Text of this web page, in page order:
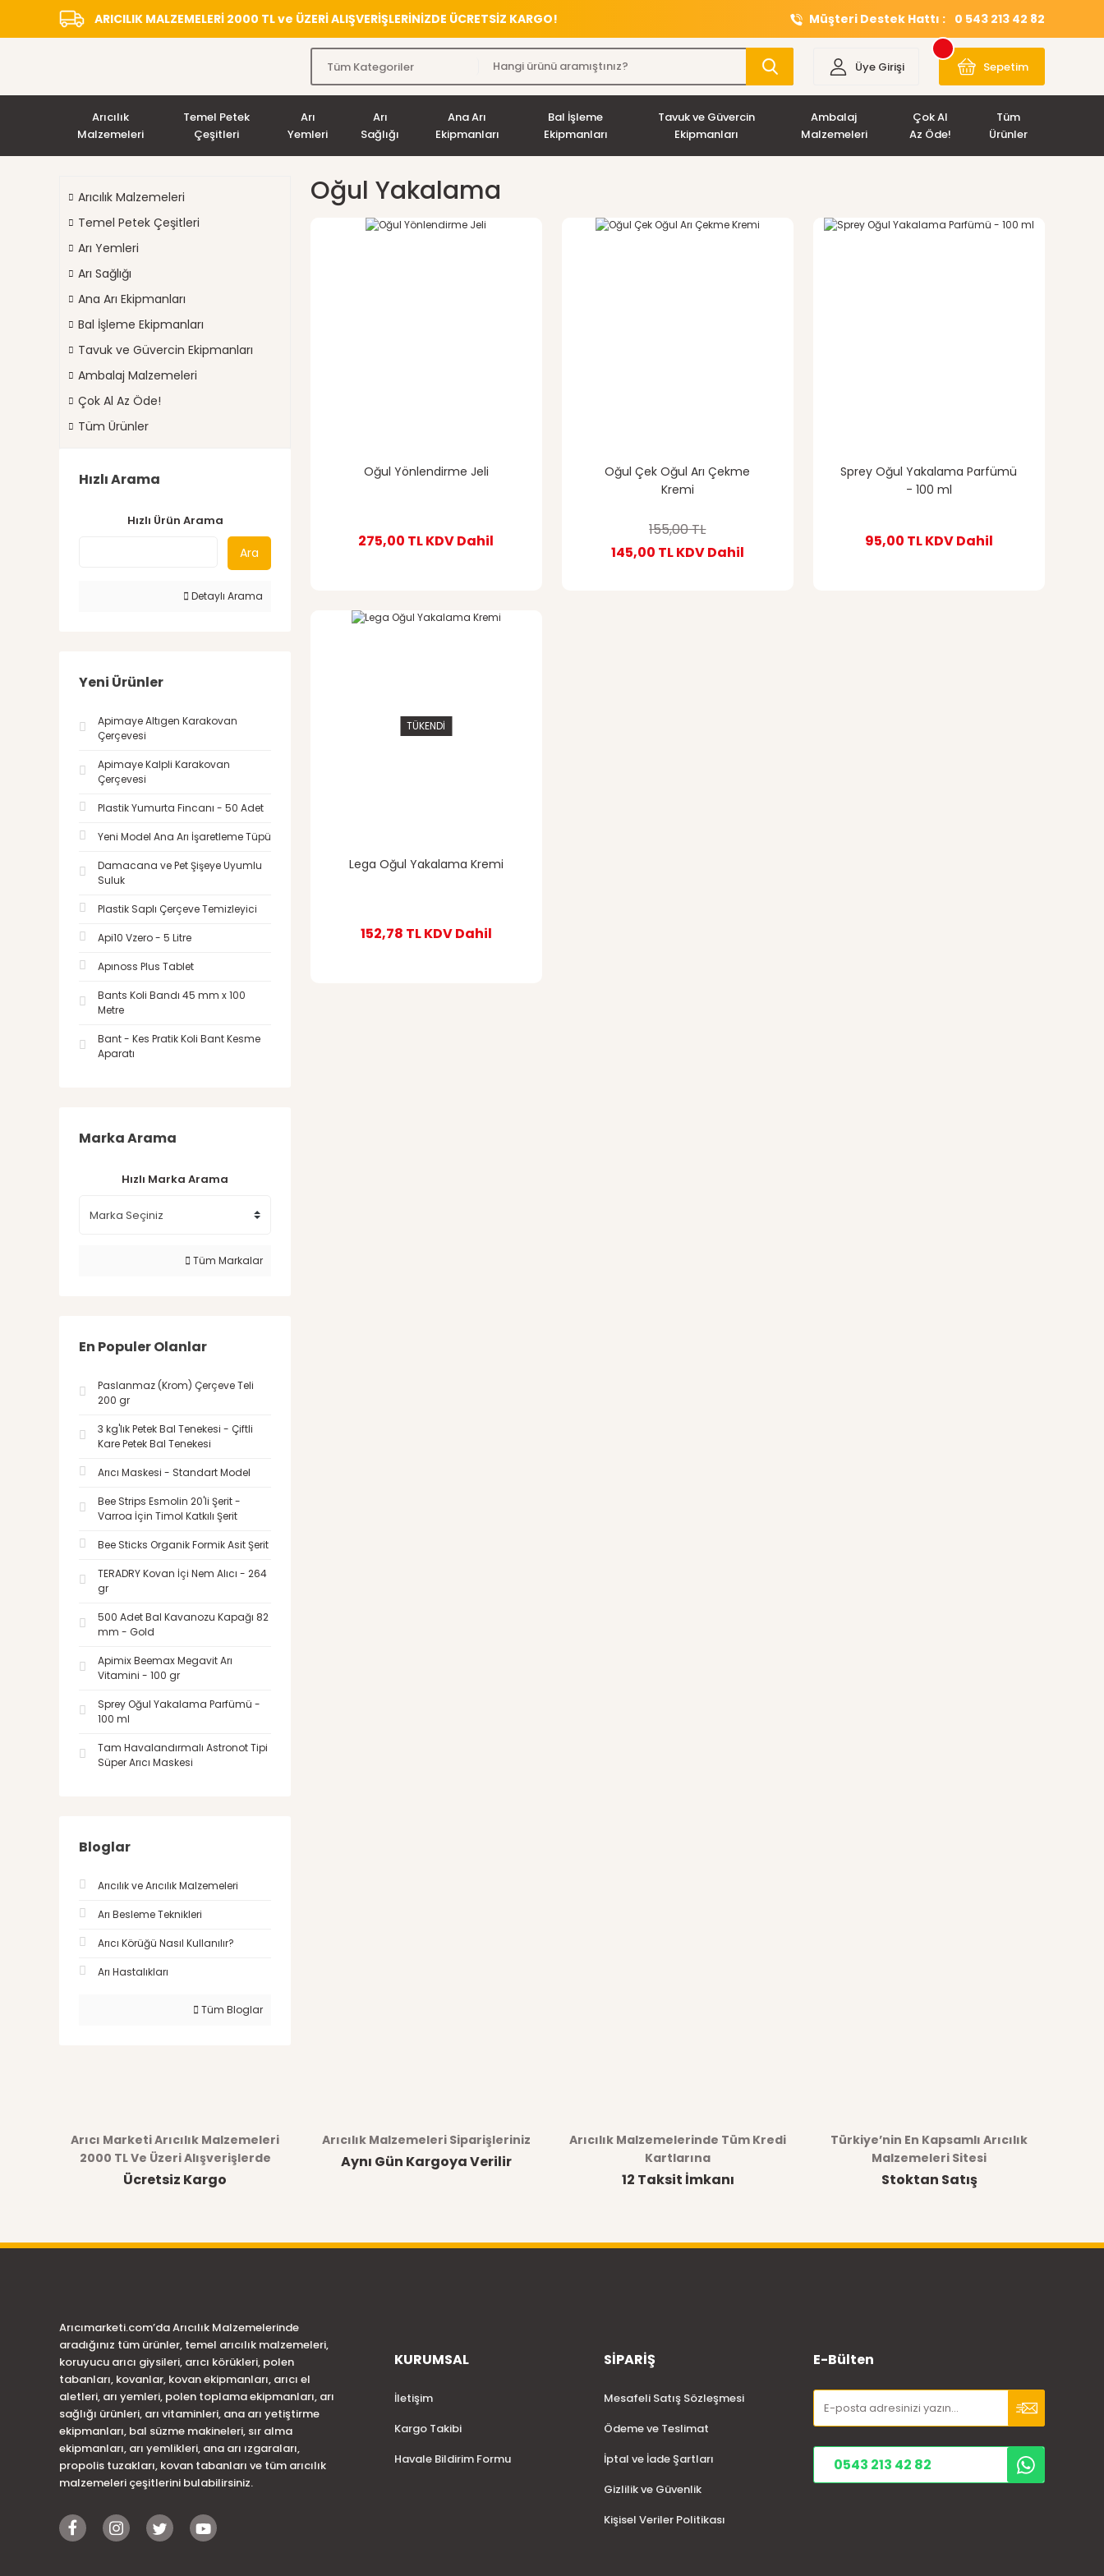
ARICILIK MALZEMELERİ 2000 TL ve ÜZERİ ALIŞVERİŞLERİNİZDE ÜCRETSİZ KARGO! Müşteri Destek Hattı : 0 543 213 42 82
Üye Girişi Sepetim
Arıcılık
Malzemeleri
Temel Petek
Çeşitleri
Arı
Yemleri
Arı
Sağlığı
Ana Arı
Ekipmanları
Bal İşleme
Ekipmanları
Tavuk ve Güvercin
Ekipmanları
Ambalaj
Malzemeleri
Çok Al
Az Öde!
Tüm
Ürünler
Arıcılık Malzemeleri
Temel Petek Çeşitleri
Arı Yemleri
Arı Sağlığı
Ana Arı Ekipmanları
Bal İşleme Ekipmanları
Tavuk ve Güvercin Ekipmanları
Ambalaj Malzemeleri
Çok Al Az Öde!
Tüm Ürünler
Hızlı Arama
Hızlı Ürün Arama
Ara
Detaylı Arama
Yeni Ürünler
Apimaye Altıgen Karakovan
Çerçevesi
Apimaye Kalpli Karakovan
Çerçevesi
Plastik Yumurta Fincanı - 50 Adet
Yeni Model Ana Arı İşaretleme Tüpü
Damacana ve Pet Şişeye Uyumlu
Suluk
Plastik Saplı Çerçeve Temizleyici
Api10 Vzero - 5 Litre
Apınoss Plus Tablet
Bants Koli Bandı 45 mm x 100
Metre
Bant - Kes Pratik Koli Bant Kesme
Aparatı
Marka Arama
Hızlı Marka Arama
Tüm Markalar
En Populer Olanlar
Paslanmaz (Krom) Çerçeve Teli
200 gr
3 kg'lık Petek Bal Tenekesi - Çiftli
Kare Petek Bal Tenekesi
Arıcı Maskesi - Standart Model
Bee Strips Esmolin 20'li Şerit -
Varroa İçin Timol Katkılı Şerit
Bee Sticks Organik Formik Asit Şerit
TERADRY Kovan İçi Nem Alıcı - 264
gr
500 Adet Bal Kavanozu Kapağı 82
mm - Gold
Apimix Beemax Megavit Arı
Vitamini - 100 gr
Sprey Oğul Yakalama Parfümü -
100 ml
Tam Havalandırmalı Astronot Tipi
Süper Arıcı Maskesi
Bloglar
Arıcılık ve Arıcılık Malzemeleri
Arı Besleme Teknikleri
Arıcı Körüğü Nasıl Kullanılır?
Arı Hastalıkları
Tüm Bloglar
Oğul Yakalama
Oğul Yönlendirme Jeli
275,00 TLKDV Dahil
Oğul Çek Oğul Arı Çekme
Kremi
155,00 TL
145,00 TLKDV Dahil
Sprey Oğul Yakalama Parfümü
- 100 ml
95,00 TLKDV Dahil
TÜKENDİ
Lega Oğul Yakalama Kremi
152,78 TLKDV Dahil
Arıcı Marketi Arıcılık Malzemeleri
2000 TL Ve Üzeri Alışverişlerde
Ücretsiz Kargo
Arıcılık Malzemeleri Siparişleriniz
Aynı Gün Kargoya Verilir
Arıcılık Malzemelerinde Tüm Kredi
Kartlarına
12 Taksit İmkanı
Türkiye’nin En Kapsamlı Arıcılık
Malzemeleri Sitesi
Stoktan Satış
Arıcımarketi.com’da Arıcılık Malzemelerinde
aradığınız tüm ürünler, temel arıcılık malzemeleri,
koruyucu arıcı giysileri, arıcı körükleri, polen
tabanları, kovanlar, kovan ekipmanları, arıcı el
aletleri, arı yemleri, polen toplama ekipmanları, arı
sağlığı ürünleri, arı vitaminleri, ana arı yetiştirme
ekipmanları, bal süzme makineleri, sır alma
ekipmanları, arı yemlikleri, ana arı ızgaraları,
propolis tuzakları, kovan tabanları ve tüm arıcılık
malzemeleri çeşitlerini bulabilirsiniz.
KURUMSAL
İletişim
Kargo Takibi
Havale Bildirim Formu
SİPARİŞ
Mesafeli Satış Sözleşmesi
Ödeme ve Teslimat
İptal ve İade Şartları
Gizlilik ve Güvenlik
Kişisel Veriler Politikası
E-Bülten
0543 213 42 82